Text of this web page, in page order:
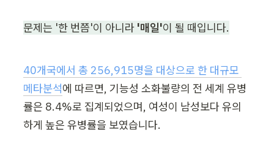
문제는 '한 번쯤'이 아니라 '매일'이 될 때입니다.
40개국에서 총 256,915명을 대상으로 한 대규모
메타분석에 따르면, 기능성 소화불량의 전 세계 유병
률은 8.4%로 집계되었으며, 여성이 남성보다 유의
하게 높은 유병률을 보였습니다.